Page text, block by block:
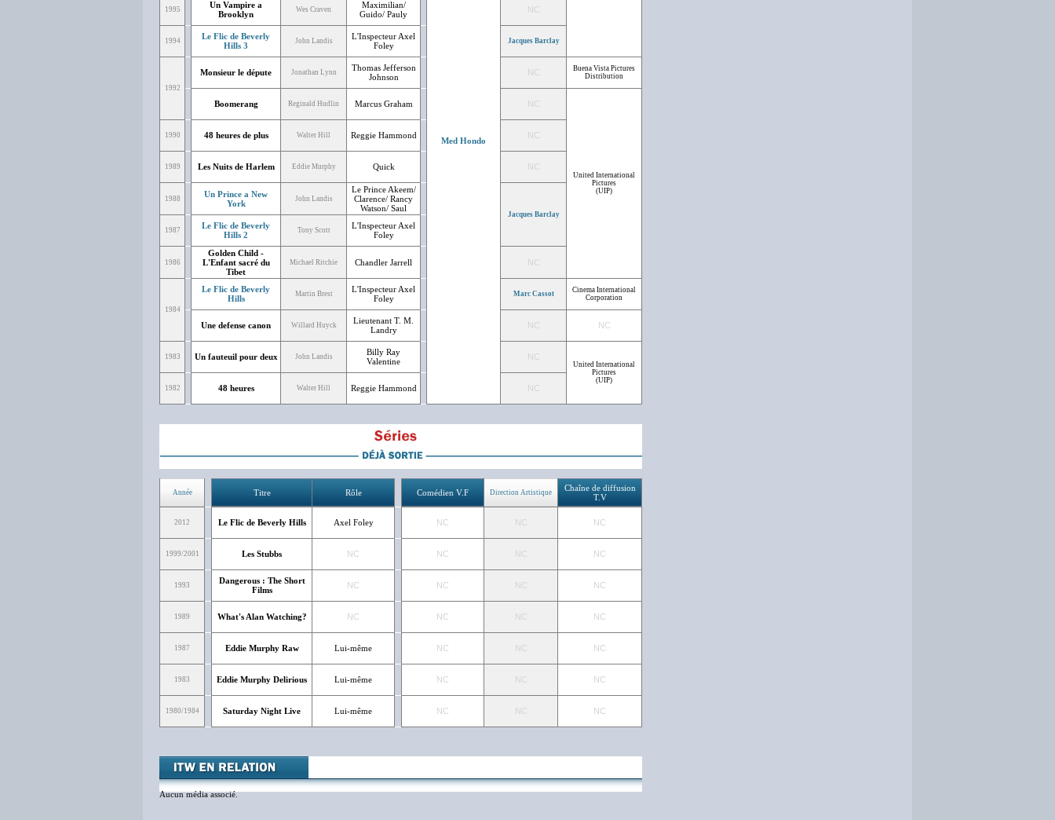
Med Hondo
1995
Un Vampire a
Brooklyn
Wes Craven
Maximilian/
Guido/ Pauly
NC
1994
Le Flic de Beverly
Hills 3
John Landis
L'Inspecteur Axel
Foley
Jacques Barclay
1992
Monsieur le députe Jonathan Lynn
Thomas Jefferson
Johnson
NC
Buena Vista Pictures
Distribution
Boomerang Reginald Hudlin Marcus Graham NC
United International
Pictures
(UIP)
1990 48 heures de plus Walter Hill Reggie Hammond NC
1989 Les Nuits de Harlem Eddie Murphy Quick NC
1988
Un Prince a New
York
John Landis
Le Prince Akeem/
Clarence/ Rancy
Watson/ Saul
Jacques Barclay
1987
Le Flic de Beverly
Hills 2
Tony Scott
L'Inspecteur Axel
Foley
1986
Golden Child -
L'Enfant sacré du
Tibet
Michael Ritchie Chandler Jarrell NC
1984
Le Flic de Beverly
Hills
Martin Brest
L'Inspecteur Axel
Foley
Marc Cassot
Cinema International
Corporation
Une defense canon Willard Huyck
Lieutenant T. M.
Landry
NC NC
1983 Un fauteuil pour deux John Landis
Billy Ray
Valentine
NC
United International
Pictures
(UIP)
1982
48 heures Walter Hill Reggie Hammond NC
Année Titre Rôle Comédien V.F Direction Artistique
Chaîne de diffusion
T.V
2012 Le Flic de Beverly Hills Axel Foley NC NC NC
1999/2001 Les Stubbs NC NC NC NC
1993
Dangerous : The Short
Films
NC NC NC NC
1989 What's Alan Watching? NC NC NC NC
1987 Eddie Murphy Raw Lui-même NC NC NC
1983 Eddie Murphy Delirious Lui-même NC NC NC
1980/1984 Saturday Night Live Lui-même NC NC NC
Aucun média associé.